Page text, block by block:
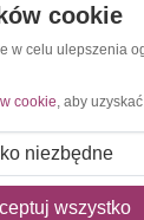
cookie
w celu ulepszenia
cookie, aby
niezbędne
wszystko